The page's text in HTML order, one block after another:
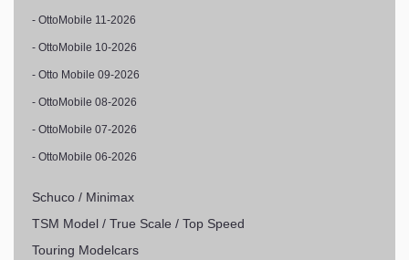
- OttoMobile 11-2026
- OttoMobile 10-2026
- Otto Mobile 09-2026
- OttoMobile 08-2026
- OttoMobile 07-2026
- OttoMobile 06-2026
Schuco / Minimax
TSM Model / True Scale / Top Speed
Touring Modelcars